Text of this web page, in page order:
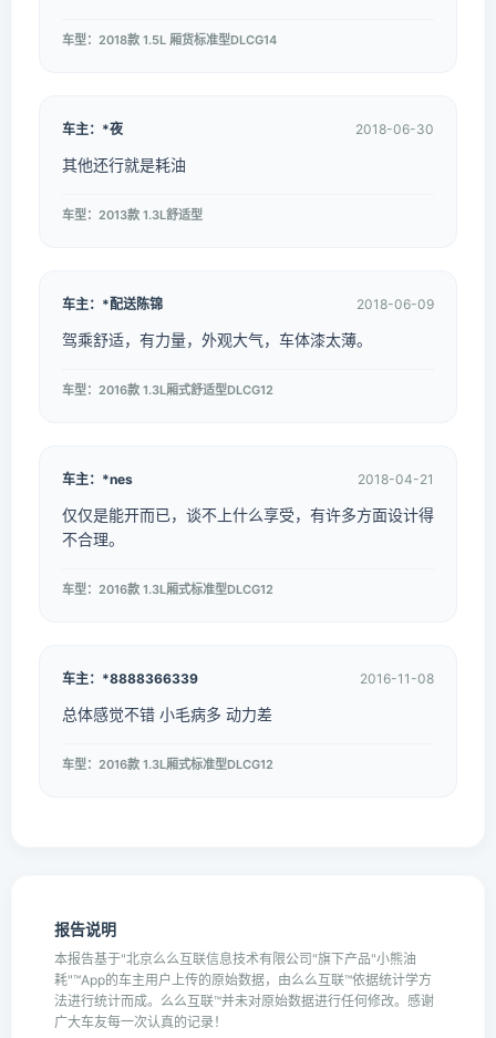
车型：2018款 1.5L 厢货标准型DLCG14
车主：*夜 2018-06-30
其他还行就是耗油
车型：2013款 1.3L舒适型
车主：*配送陈锦 2018-06-09
驾乘舒适，有力量，外观大气，车体漆太薄。
车型：2016款 1.3L厢式舒适型DLCG12
车主：*nes 2018-04-21
仅仅是能开而已，谈不上什么享受，有许多方面设计得
不合理。
车型：2016款 1.3L厢式标准型DLCG12
车主：*8888366339 2016-11-08
总体感觉不错 小毛病多 动力差
车型：2016款 1.3L厢式标准型DLCG12
报告说明
本报告基于"北京么么互联信息技术有限公司"旗下产品"小熊油
耗"™App的车主用户上传的原始数据，由么么互联™依据统计学方
法进行统计而成。么么互联™并未对原始数据进行任何修改。感谢
广大车友每一次认真的记录！